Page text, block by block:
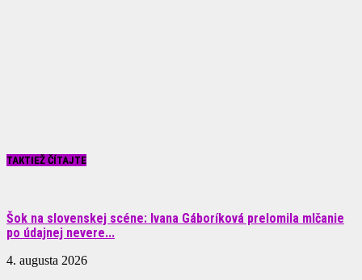
TAKTIEŽ ČÍTAJTE
Šok na slovenskej scéne: Ivana Gáboríková prelomila mlčanie
po údajnej nevere...
4. augusta 2026